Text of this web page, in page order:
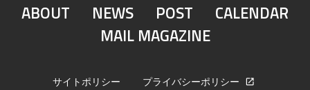
ABOUT NEWS POST
CALENDAR
MAIL MAGAZINE
サイトポリシー プライバシーポリシー